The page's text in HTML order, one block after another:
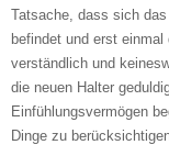
Tatsache, dass sich
befindet und erst
verständlich und
die neuen Halter
Einfühlungsvermögen
Dinge zu